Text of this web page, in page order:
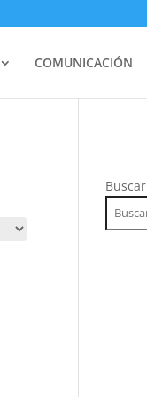
COMUNICACIÓN
Buscar